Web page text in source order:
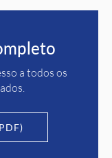
a todos os